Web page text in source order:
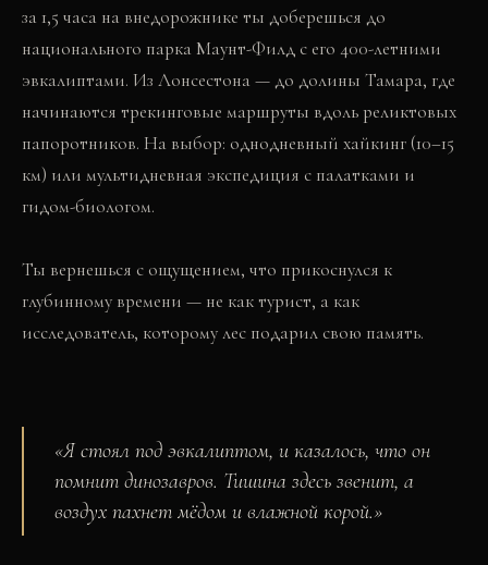
за 1,5 часа на внедорожнике ты доберешься до
национального парка Маунт-Филд с его 400-летними
эвкалиптами. Из Лонсестона — до долины Тамара, где
начинаются трекинговые маршруты вдоль реликтовых
папоротников. На выбор: однодневный хайкинг (10–15
км) или мультидневная экспедиция с палатками и
гидом-биологом.
Ты вернешься с ощущением, что прикоснулся к
глубинному времени — не как турист, а как
исследователь, которому лес подарил свою память.
«Я стоял под эвкалиптом, и казалось, что он
помнит динозавров. Тишина здесь звенит, а
воздух пахнет мёдом и влажной корой.»